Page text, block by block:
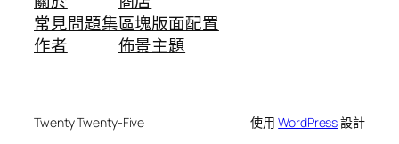
常見問題集
作者
區塊版面配置
佈景主題
Twenty Twenty-Five 使用WordPress設計